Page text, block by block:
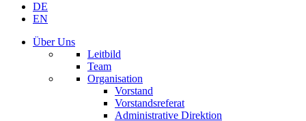
DE
EN
Über Uns
Leitbild
Team
Organisation
Vorstand
Vorstandsreferat
Administrative Direktion